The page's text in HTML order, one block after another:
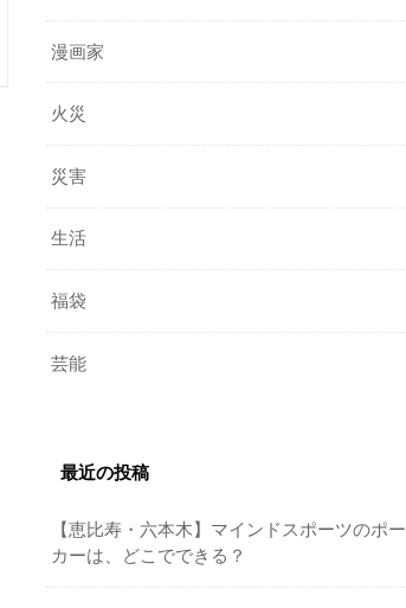
漫画家
火災
災害
生活
福袋
芸能
最近の投稿
【恵比寿・六本木】マインドスポーツのポー
カーは、どこでできる？